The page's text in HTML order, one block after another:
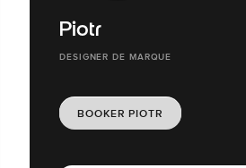
Piotr
DESIGNER DE MARQUE
BOOKER PIOTR